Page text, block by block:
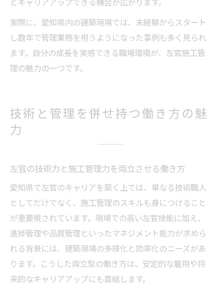
実際に、愛知県内の建築現場では、未経験からスタート
し数年で管理業務を担うようになった事例も多く見られ
ます。自分の成長を実感できる職場環境が、左官施工管
理の魅力の一つです。
技術と管理を併せ持つ働き方の魅
力
左官の技術力と施工管理力を両立させる働き方
愛知県で左官のキャリアを築く上では、単なる技術職人
としてだけでなく、施工管理のスキルも身につけること
が重要視されています。現場での高い左官技能に加え、
進捗管理や品質管理といったマネジメント能力が求めら
れる背景には、建築現場の多様化と効率化のニーズがあ
ります。こうした両立型の働き方は、安定的な雇用や将
来的なキャリアアップにも直結します。